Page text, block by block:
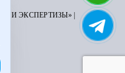
И ЭКСПЕРТИЗЫ» |